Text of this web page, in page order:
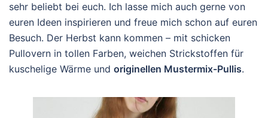
sehr beliebt bei euch. Ich lasse mich auch gerne von
euren Ideen inspirieren und freue mich schon auf euren
Besuch. Der Herbst kann kommen – mit schicken
Pullovern in tollen Farben, weichen Strickstoffen für
kuschelige Wärme und originellen Mustermix-Pullis.